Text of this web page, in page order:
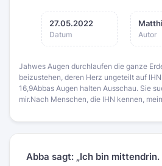
27.05.2022
Datum
Autor
Jahwes Augen durchlaufen die ganze
beizustehen, deren Herz ungeteilt auf
16,9Abbas Augen halten Ausschau. Sie
mir.Nach Menschen, die IHN kennen,
Abba sagt: „Ich bin